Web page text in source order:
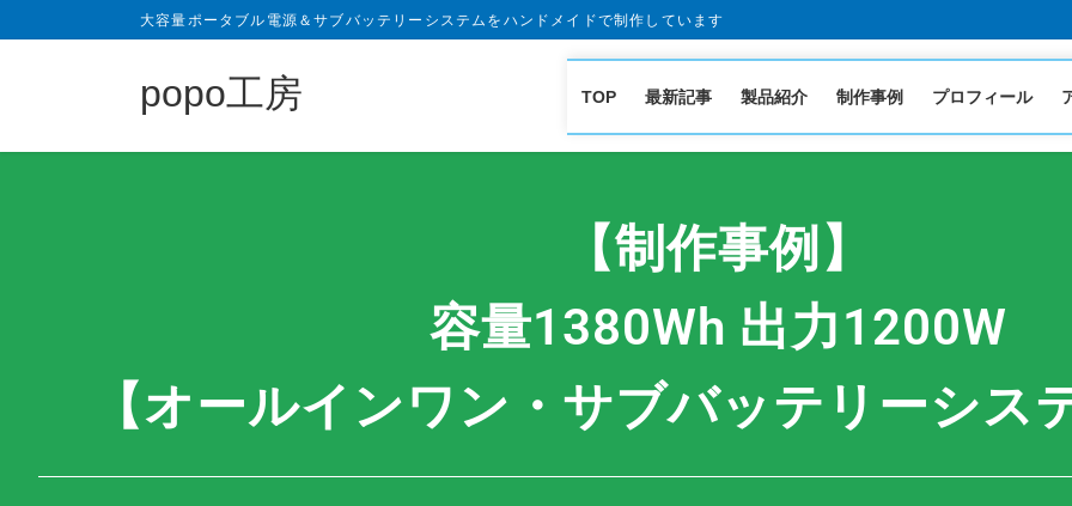
大容量ポータブル電源＆サブバッテリーシステムをハンドメイドで制作しています
popo工房 TOP 最新記事 製品紹介 制作事例 プロフィール
【制作事例】
容量1380Wh 出力1200W
【オールインワン・サブバッテリーシス